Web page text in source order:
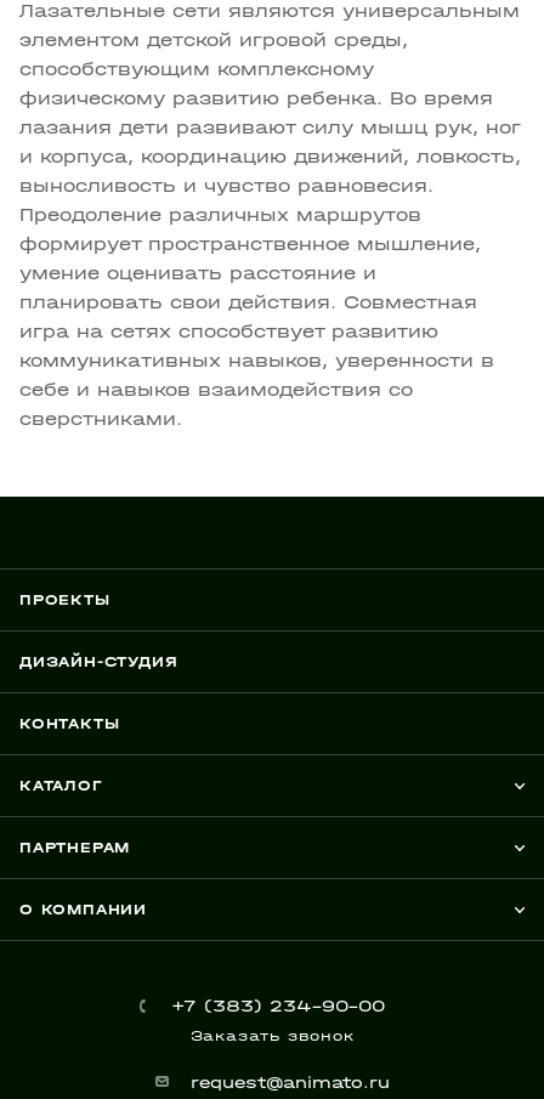
Лазательные сети являются универсальным
элементом детской игровой среды,
способствующим комплексному
физическому развитию ребенка. Во время
лазания дети развивают силу мышц рук, ног
и корпуса, координацию движений, ловкость,
выносливость и чувство равновесия.
Преодоление различных маршрутов
формирует пространственное мышление,
умение оценивать расстояние и
планировать свои действия. Совместная
игра на сетях способствует развитию
коммуникативных навыков, уверенности в
себе и навыков взаимодействия со
сверстниками.
ПРОЕКТЫ
ДИЗАЙН-СТУДИЯ
КОНТАКТЫ
КАТАЛОГ
ПАРТНЕРАМ
О КОМПАНИИ
+7 (383) 234-90-00
Заказать звонок
request@animato.ru